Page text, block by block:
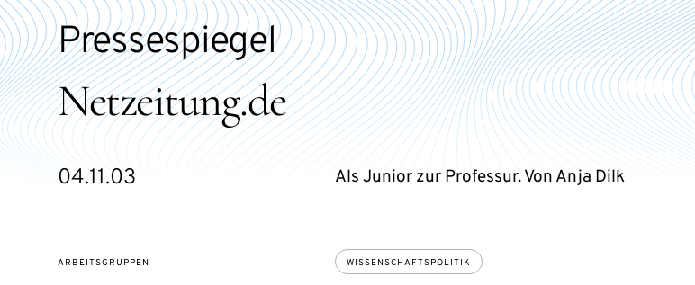
Netzeitung.de
Pressespiegel
04.11.03 Als Junior zur Professur. Von Anja Dilk
ARBEITSGRUPPEN WISSENSCHAFTSPOLITIK